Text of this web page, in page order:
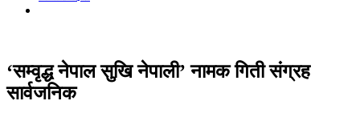
‘सम्वृद्ध नेपाल सुखि नेपाली’ नामक गिती संग्रह
सार्वजनिक